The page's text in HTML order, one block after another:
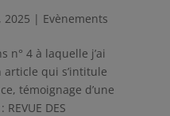
2025 | Evènements
n° 4 à laquelle j’ai
qui s’intitule
témoignage d’une
DES